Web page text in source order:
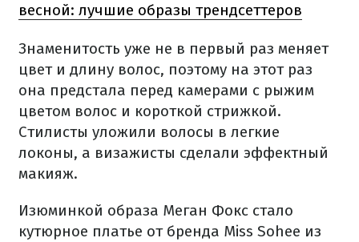
весной: лучшие образы трендсеттеров
Знаменитость уже не в первый раз меняет
цвет и длину волос, поэтому на этот раз
она предстала перед камерами с рыжим
цветом волос и короткой стрижкой.
Стилисты уложили волосы в легкие
локоны, а визажисты сделали эффектный
макияж.
Изюминкой образа Меган Фокс стало
кутюрное платье от бренда Miss Sohee из